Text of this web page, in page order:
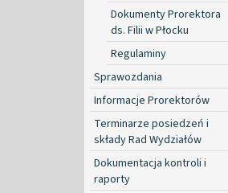
Dokumenty Prorektora
ds. Filii w Płocku
Regulaminy
Sprawozdania
Informacje Prorektorów
Terminarze posiedzeń i
składy Rad Wydziałów
Dokumentacja kontroli i
raporty